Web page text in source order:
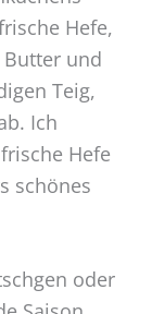
Hefe,
Butter und
Teig,
Ich
Hefe
schönes
oder